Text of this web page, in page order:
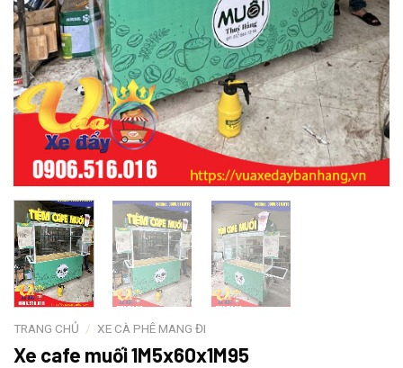
TRANG CHỦ / XE CÀ PHÊ MANG ĐI
Xe cafe muối 1M5x60x1M95